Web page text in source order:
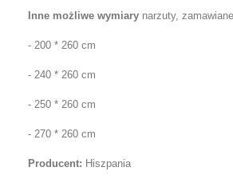
Inne możliwe wymiary narzuty,
- 200 * 260 cm
- 240 * 260 cm
- 250 * 260 cm
- 270 * 260 cm
Producent: Hiszpania